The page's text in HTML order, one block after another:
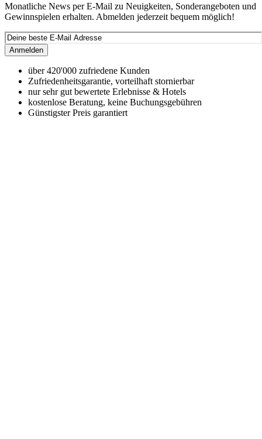
Monatliche News per E-Mail zu Neuigkeiten, Sonderangeboten und
Gewinnspielen erhalten. Abmelden jederzeit bequem möglich!
Anmelden
über 420'000 zufriedene Kunden
Zufriedenheitsgarantie, vorteilhaft stornierbar
nur sehr gut bewertete Erlebnisse & Hotels
kostenlose Beratung, keine Buchungsgebühren
Günstigster Preis garantiert